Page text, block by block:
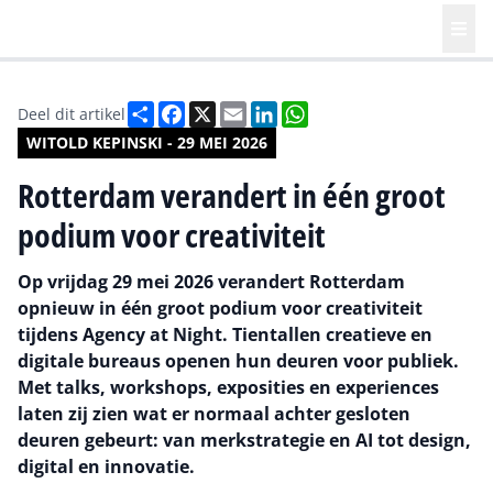
WITOLD KEPINSKI - 29 MEI 2026
Deel dit artikel DeelFacebook
X EmailLinkedIn
Rotterdam verandert in één groot
podium voor creativiteit
Op vrijdag 29 mei 2026 verandert Rotterdam
opnieuw in één groot podium voor creativiteit
tijdens Agency at Night. Tientallen creatieve en
digitale bureaus openen hun deuren voor publiek.
Met talks, workshops, exposities en experiences
laten zij zien wat er normaal achter gesloten
deuren gebeurt: van merkstrategie en AI tot design,
digital en innovatie.